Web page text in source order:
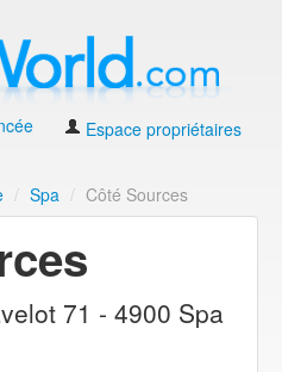
Espace propriétaires
/ Spa / Côté Sources
71 - 4900 Spa